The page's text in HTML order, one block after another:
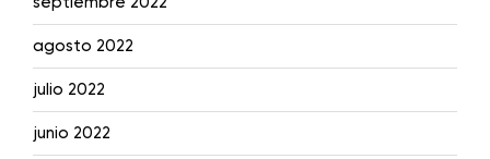
agosto 2022
julio 2022
junio 2022